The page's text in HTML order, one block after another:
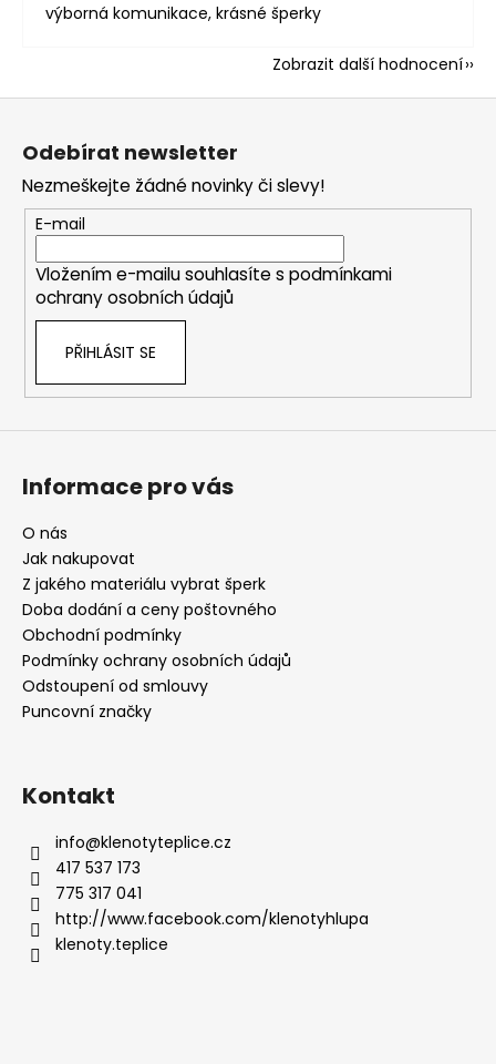
výborná komunikace, krásné šperky
Zobrazit další hodnocení
Z
Odebírat newsletter
Nezmeškejte žádné novinky či slevy!
E-mail
Vložením e-mailu souhlasíte s podmínkami
ochrany osobních údajů
PŘIHLÁSIT SE
Informace pro vás
O nás
Jak nakupovat
Z jakého materiálu vybrat šperk
Doba dodání a ceny poštovného
Obchodní podmínky
Podmínky ochrany osobních údajů
Odstoupení od smlouvy
Puncovní značky
Kontakt
info@klenotyteplice.cz
417 537 173
775 317 041
http://www.facebook.com/klenotyhlupa
klenoty.teplice